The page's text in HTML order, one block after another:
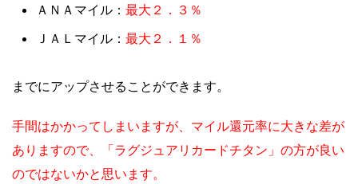
ＡＮＡマイル： 最大２．３％
ＪＡＬマイル： 最大２．１％
までにアップさせることができます。
手間はかかってしまいますが、マイル還元率に大きな差が
ありますので、「ラグジュアリカードチタン」の方が良い
のではないかと思います。